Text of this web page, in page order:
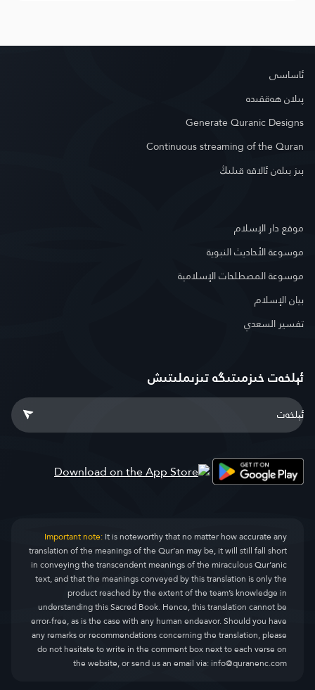
ئاساسى
پىلان ھەققىدە
Generate Quranic Designs
Continuous streaming of the Quran
بىز بىلەن ئالاقە قىلىڭ
موقع دار الإسلام
موسوعة الأحاديث النبوية
موسوعة المصطلحات الإسلامية
بيان الإسلام
تفسير السعدي
ئېلخەت خىزمىتىگە تىزىملىتىش
Important note:It is noteworthy that no matter how accurate any
translation of the meanings of the Qur’an may be, it will still fall short
in conveying the transcendent meanings of the miraculous Qur’anic
text, and that the meanings conveyed by this translation is only the
product reached by the extent of the team’s knowledge in
understanding this Sacred Book. Hence, this translation cannot be
error-free, as is the case with any human endeavor. Should you have
any remarks or recommendations concerning the translation, please
do not hesitate to write in the comment box next to each verse on
the website, or send us an email via:info@quranenc.com